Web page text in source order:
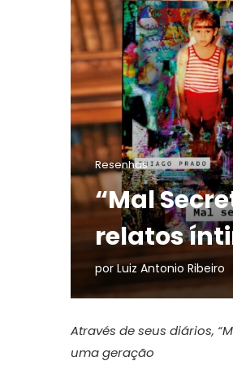
Resenhas
“Mal
relatos
porLuiz Antonio Ribeiro
Através de seus diários,
uma geração